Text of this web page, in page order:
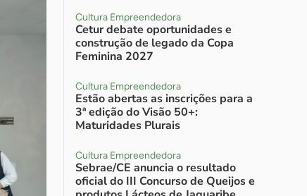
Cultura Empreendedora
Cetur debate oportunidades e
construção de legado da Copa
Feminina 2027
Cultura Empreendedora
Estão abertas as inscrições para a
3ª edição do Visão 50+:
Maturidades Plurais
Cultura Empreendedora
Sebrae/CE anuncia o resultado
oficial do III Concurso de Queijos e